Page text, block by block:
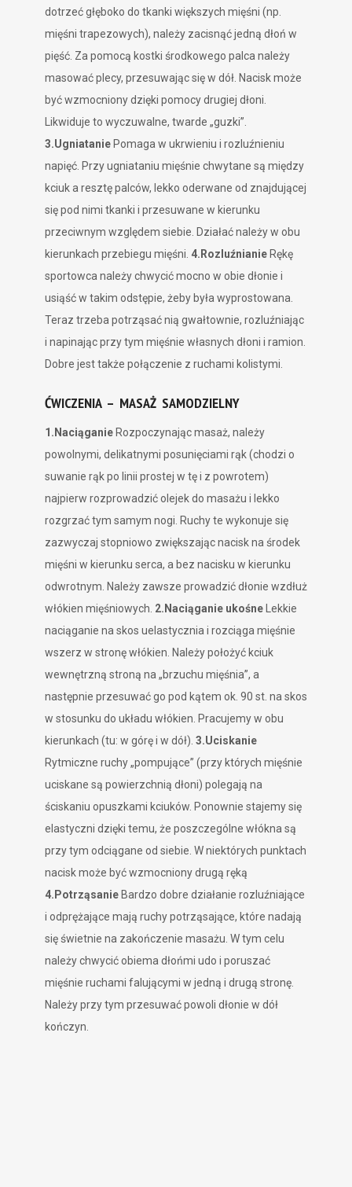
dotrzeć głęboko do tkanki większych mięśni (np.
mięśni trapezowych), należy zacisnąć jedną dłoń w
pięść. Za pomocą kostki środkowego palca należy
masować plecy, przesuwając się w dół. Nacisk może
być wzmocniony dzięki pomocy drugiej dłoni.
Likwiduje to wyczuwalne, twarde „guzki”.
3.UgniataniePomaga w ukrwieniu i rozluźnieniu
napięć. Przy ugniataniu mięśnie chwytane są między
kciuk a resztę palców, lekko oderwane od znajdującej
się pod nimi tkanki i przesuwane w kierunku
przeciwnym względem siebie. Działać należy w obu
kierunkach przebiegu mięśni. 4.RozluźnianieRękę
sportowca należy chwycić mocno w obie dłonie i
usiąść w takim odstępie, żeby była wyprostowana.
Teraz trzeba potrząsać nią gwałtownie, rozluźniając
i napinając przy tym mięśnie własnych dłoni i ramion.
Dobre jest także połączenie z ruchami kolistymi.
ĆWICZENIA – MASAŻ SAMODZIELNY
1.NaciąganieRozpoczynając masaż, należy
powolnymi, delikatnymi posunięciami rąk (chodzi o
suwanie rąk po linii prostej w tę i z powrotem)
najpierw rozprowadzić olejek do masażu i lekko
rozgrzać tym samym nogi. Ruchy te wykonuje się
zazwyczaj stopniowo zwiększając nacisk na środek
mięśni w kierunku serca, a bez nacisku w kierunku
odwrotnym. Należy zawsze prowadzić dłonie wzdłuż
włókien mięśniowych. 2.Naciąganie ukośneLekkie
naciąganie na skos uelastycznia i rozciąga mięśnie
wszerz w stronę włókien. Należy położyć kciuk
wewnętrzną stroną na „brzuchu mięśnia”, a
następnie przesuwać go pod kątem ok. 90 st. na skos
w stosunku do układu włókien. Pracujemy w obu
kierunkach (tu: w górę i w dół). 3.Uciskanie
Rytmiczne ruchy „pompujące” (przy których mięśnie
uciskane są powierzchnią dłoni) polegają na
ściskaniu opuszkami kciuków. Ponownie stajemy się
elastyczni dzięki temu, że poszczególne włókna są
przy tym odciągane od siebie. W niektórych punktach
nacisk może być wzmocniony drugą ręką
4.PotrząsanieBardzo dobre działanie rozluźniające
i odprężające mają ruchy potrząsające, które nadają
się świetnie na zakończenie masażu. W tym celu
należy chwycić obiema dłońmi udo i poruszać
mięśnie ruchami falującymi w jedną i drugą stronę.
Należy przy tym przesuwać powoli dłonie w dół
kończyn.